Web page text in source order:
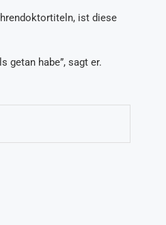
ist diese
getan habe”, sagt er.